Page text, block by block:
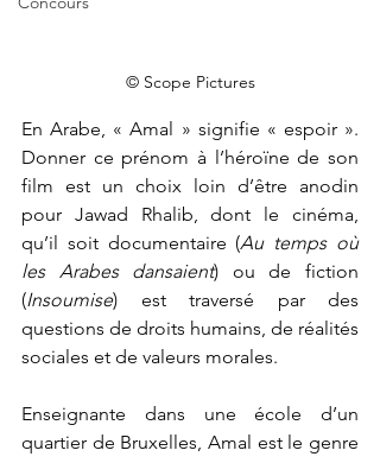
© Scope Pictures
En Arabe, « Amal » signifie « espoir ».
Donner ce prénom à l’héroïne de son
film est un choix loin d’être anodin
pour Jawad Rhalib, dont le cinéma,
qu’il soit documentaire (Au temps où
les Arabes dansaient) ou de fiction
(Insoumise) est traversé par des
questions de droits humains, de réalités
sociales et de valeurs morales.
Enseignante dans une école d’un
quartier de Bruxelles, Amal est le genre